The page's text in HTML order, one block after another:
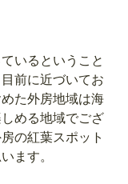
いるということ
前に近づいてお
た外房地域は海
める地域でござ
の紅葉スポット
ます。